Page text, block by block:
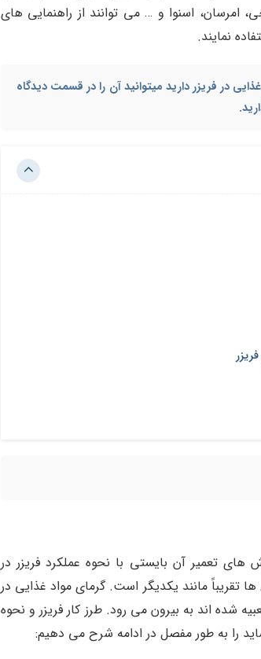
امرسان، اسنوا و … می توانند از راهنمایی های
نمایند.
در فریزردارید میتوانید آن را در قسمت دیدگاه
های تعمیر آن بایستی با نحوه عملکرد فریزر در
تقریباً مانند یکدیگر است. گرمای مواد غذایی در
شده اند به بیرون می رود. طرز کار فریزر و نحوه
را به طور مفصل در ادامه شرح می دهیم: